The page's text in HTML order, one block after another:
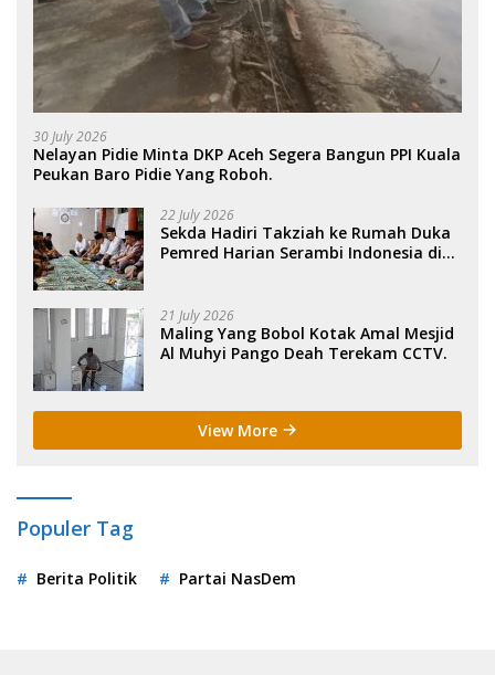
30 July 2026
Nelayan Pidie Minta DKP Aceh Segera Bangun PPI Kuala
Peukan Baro Pidie Yang Roboh.
22 July 2026
Sekda Hadiri Takziah ke Rumah Duka
Pemred Harian Serambi Indonesia di
21 July 2026
Maling Yang Bobol Kotak Amal Mesjid
Al Muhyi Pango Deah Terekam CCTV.
View More
Populer Tag
Berita Politik Partai NasDem